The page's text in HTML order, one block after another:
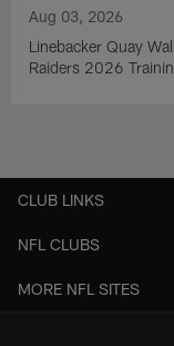
Aug 03, 2026
Linebacker Quay
Raiders 2026
CLUB LINKS
NFL CLUBS
MORE NFL SITES